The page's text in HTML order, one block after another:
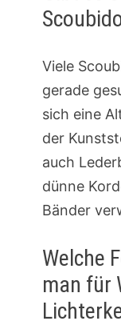
Viele
gerade
sich eine
der
auch
dünne
Bänder
Welche
man für